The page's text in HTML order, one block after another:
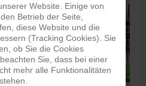
Website. Einige von
Betrieb der Seite,
diese Website und die
(Tracking Cookies). Sie
ob Sie die Cookies
Sie, dass bei einer
mehr alle Funktionalitäten